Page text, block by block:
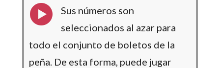
Sus números son
seleccionados al azar para
todo el conjunto de boletos de la
peña. De esta forma, puede jugar